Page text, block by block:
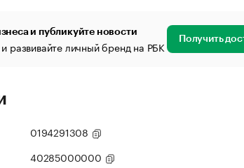
и публикуйте новости
развивайте личный бренд на РБК Получить
0194291308
40285000000